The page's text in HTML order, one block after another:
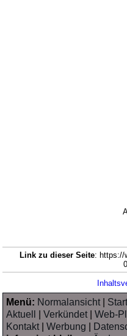
Link zu dieser Seite: https://
Menü: Normalansicht|
Aktuell
|Verkündet|Web-
Kontakt|Werbung